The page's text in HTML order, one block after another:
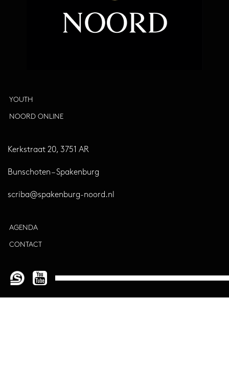
YOUTH
NOORD ONLINE
Kerkstraat 20, 3751 AR
Bunschoten – Spakenburg
scriba@spakenburg-noord.nl
AGENDA
CONTACT